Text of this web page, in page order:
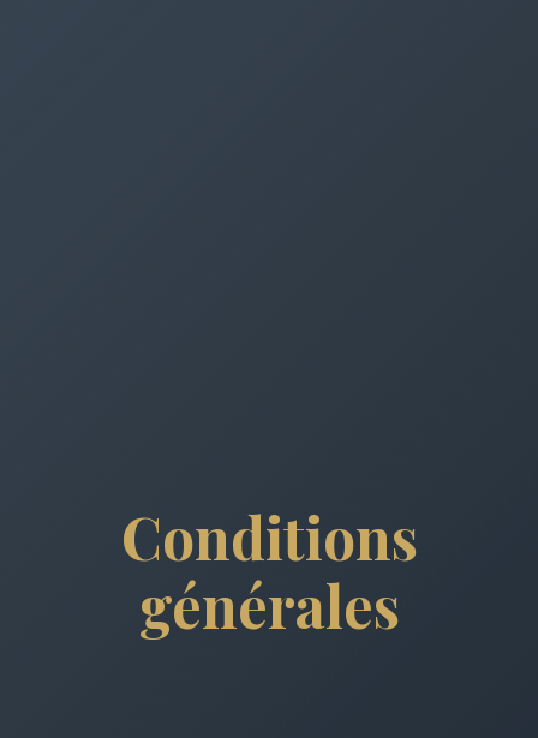
Conditions
générales